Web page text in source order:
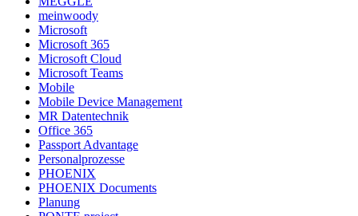
meinwoody
Microsoft
Microsoft 365
Microsoft Cloud
Microsoft Teams
Mobile
Mobile Device Management
MR Datentechnik
Office 365
Passport Advantage
Personalprozesse
PHOENIX
PHOENIX Documents
Planung